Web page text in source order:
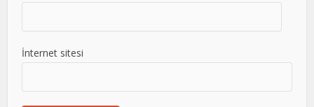
İnternet sitesi